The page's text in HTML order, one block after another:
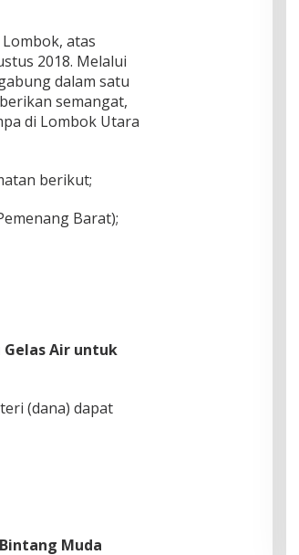
atas
2018. Melalui
dalam satu
semangat,
di Lombok Utara
berikut;
Barat);
Gelas Air untuk
(dana) dapat
Bintang Muda